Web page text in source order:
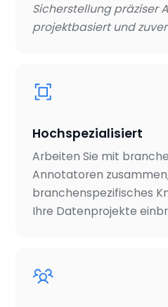
Sicherstellung präziser
projektbasiert und
Hochspezialisiert
Arbeiten Sie mit
Annotatoren
branchenspezifisches
Ihre Datenprojekte